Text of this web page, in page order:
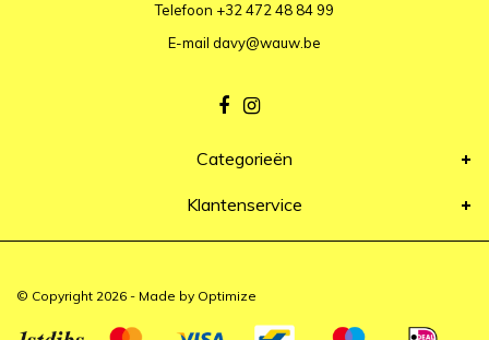
Telefoon +32 472 48 84 99
E-mail davy@wauw.be
Categorieën
Klantenservice
© Copyright 2026 - Made by Optimize